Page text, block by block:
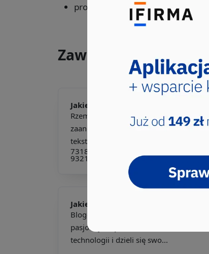
produkcji elektronicznych złączy,
Zawody, które
Jakie pkd -
Rzemieślnik to osoba, która z pasją i
zaangażowaniem tworzy unikalne
tekstylne, takie jak tor...
731804
932102
Jakie pkd -
Bloger technologiczny to osoba, która
pasjonuje się nowinkami ze świata
technologii i dzieli się swo...